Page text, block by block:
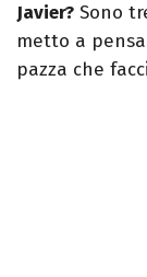
Javier? Sono
metto a
pazza che